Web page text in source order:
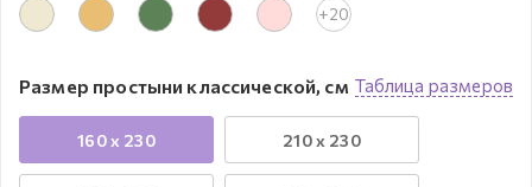
+20
Таблица размеров
Размер простыни классической, см
160 x 230 210 x 230